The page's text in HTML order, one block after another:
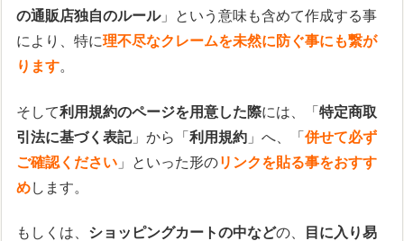
の通販店独自のルール」という意味も含めて作成する事
により、特に理不尽なクレームを未然に防ぐ事にも繋が
ります。
そして利用規約のページを用意した際には、「特定商取
引法に基づく表記」から「利用規約 」へ、「併せて必ず
ご確認ください 」といった形のリンクを貼る事をおすす
めします。
もしくは、 ショッピングカートの中などの、
目に入り易